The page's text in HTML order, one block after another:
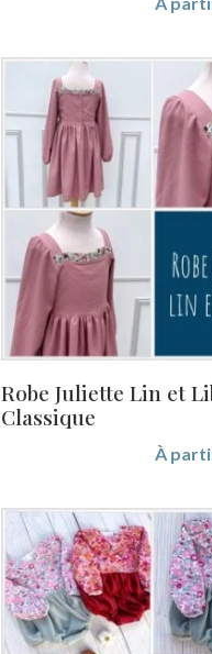
Robe Juliette Lin et
Classique
À